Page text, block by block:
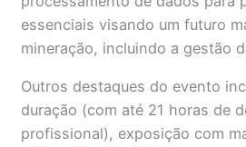
essenciais visando um futuro
mineração, incluindo a gestão
Outros destaques do evento
duração (com até 21 horas de
profissional), exposição com